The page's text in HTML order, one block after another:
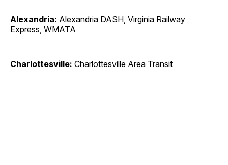
Alexandria: Alexandria DASH, Virginia Railway
Express, WMATA
Charlottesville: Charlottesville Area Transit